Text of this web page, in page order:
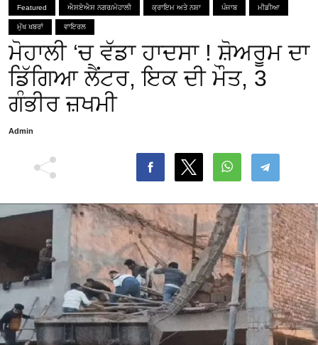
Featured ਐਸਏਐਸ ਨਗਰ/ਮੋਹਾਲੀ ਕ੍ਰਾਇਮ ਅਤੇ ਨਸ਼ਾ ਪੰਜਾਬ ਮੀਡੀਆ
ਮੁੱਖ ਖਬਰਾਂ ਵਾਇਰਲ
ਮੋਹਾਲੀ ‘ਚ ਵੱਡਾ ਹਾਦਸਾ ! ਸ਼ੋਅਰੂਮ ਦਾ
ਡਿੱਗਿਆ ਲੈਂਟਰ, ਇਕ ਦੀ ਮੌਤ, 3
ਗੰਭੀਰ ਜ਼ਖਮੀ
Admin